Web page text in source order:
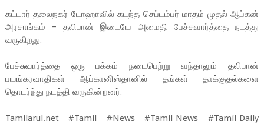
கட்டார் தலைநகர் டோஹாவில் கடந்த செப்டம்பர் மாதம் முதல் ஆப்கன்
அரசாங்கம் – தலிபான் இடையே அமைதி பேச்சுவார்த்தை நடத்து
வருகிறது.
பேச்சுவார்த்தை ஒரு பக்கம் நடைபெற்று வந்தாலும் தலிபான்
பயங்கரவாதிகள் ஆப்கானிஸ்தானில் தங்கள் தாக்குதல்களை
தொடர்ந்து நடத்தி வருகின்றனர்.
Tamilarul.net #Tamil #News #Tamil News #Tamil Daily